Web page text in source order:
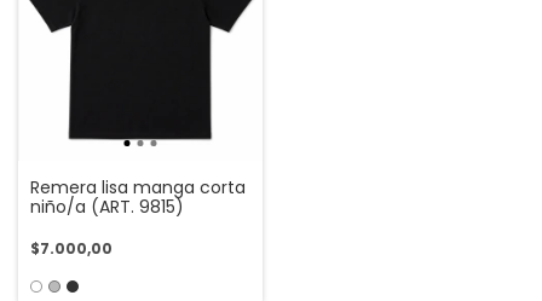
Remera lisa manga corta
niño/a (ART. 9815)
$7.000,00